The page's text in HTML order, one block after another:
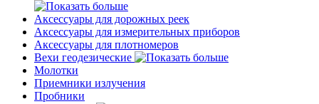
Аксессуары для дорожных реек
Аксессуары для измерительных приборов
Аксессуары для плотномеров
Вехи геодезические
Молотки
Приемники излучения
Пробники